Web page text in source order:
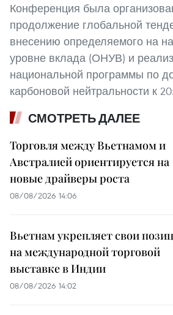
Конференция была
продолжение глобальной
внесению определяемого на
уровне вклада (ОНУВ) и
национальной программы по
карбоновой нейтральности к
СМОТРЕТЬ ДАЛЕЕ
Торговля между Вьетнамом и
Австралией ориентируется на
новые драйверы роста
08/08/2026 14:06
Вьетнам укрепляет свои
на международной торговой
выставке в Индии
08/08/2026 14:02